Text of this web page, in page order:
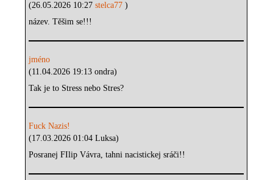
(26.05.2026 10:27stelca77)
název. Těšim se!!!
jméno
(11.04.2026 19:13 ondra)
Tak je to Stress nebo Stres?
Fuck Nazis!
(17.03.2026 01:04 Luksa)
Posranej FIlip Vávra, tahni nacistickej sráči!!